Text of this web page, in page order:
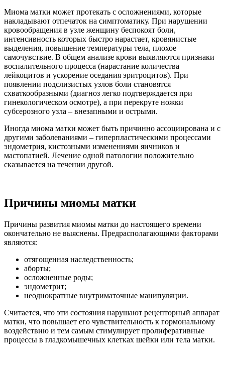
Миома матки может протекать с осложнениями, которые
накладывают отпечаток на симптоматику. При нарушении
кровообращения в узле женщину беспокоят боли,
интенсивность которых быстро нарастает, кровянистые
выделения, повышение температуры тела, плохое
самочувствие. В общем анализе крови выявляются признаки
воспалительного процесса (нарастание количества
лейкоцитов и ускорение оседания эритроцитов). При
появлении подслизистых узлов боли становятся
схваткообразными (диагноз легко подтверждается при
гинекологическом осмотре), а при перекруте ножки
субсерозного узла – внезапными и острыми.
Иногда миома матки может быть причинно ассоциирована и с
другими заболеваниями – гиперпластическими процессами
эндометрия, кистозными изменениями яичников и
мастопатией. Лечение одной патологии положительно
сказывается на течении другой.
Причины миомы матки
Причины развития миомы матки до настоящего времени
окончательно не выяснены. Предрасполагающими факторами
являются:
отягощенная наследственность;
аборты;
осложненные роды;
эндометрит;
неоднократные внутриматочные манипуляции.
Считается, что эти состояния нарушают рецепторный аппарат
матки, что повышает его чувствительность к гормональному
воздействию и тем самым стимулирует пролиферативные
процессы в гладкомышечных клетках шейки или тела матки.